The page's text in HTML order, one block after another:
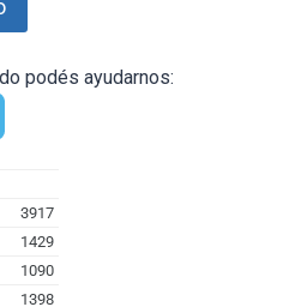
podés ayudarnos: